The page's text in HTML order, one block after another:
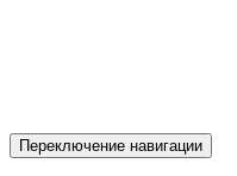
Переключение навигации